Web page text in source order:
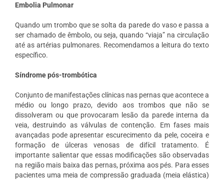
Embolia Pulmonar
Quando um trombo que se solta da parede do vaso e passa a
ser chamado de êmbolo, ou seja, quando “viaja” na circulação
até as artérias pulmonares. Recomendamos a leitura do texto
específico.
Síndrome pós-trombótica
Conjunto de manifestações clínicas nas pernas que acontece a
médio ou longo prazo, devido aos trombos que não se
dissolveram ou que provocaram lesão da parede interna da
veia, destruindo as válvulas de contenção. Em fases mais
avançadas pode apresentar escurecimento da pele, coceira e
formação de úlceras venosas de difícil tratamento. É
importante salientar que essas modificações são observadas
na região mais baixa das pernas, próxima aos pés. Para esses
pacientes uma meia de compressão graduada (meia elástica)